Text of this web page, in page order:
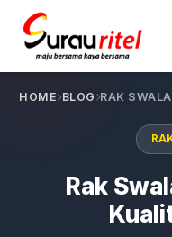
HOME BLOG RAK
Rak